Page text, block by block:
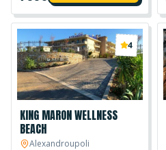
4
KING MARON WELLNESS
BEACH
Alexandroupoli